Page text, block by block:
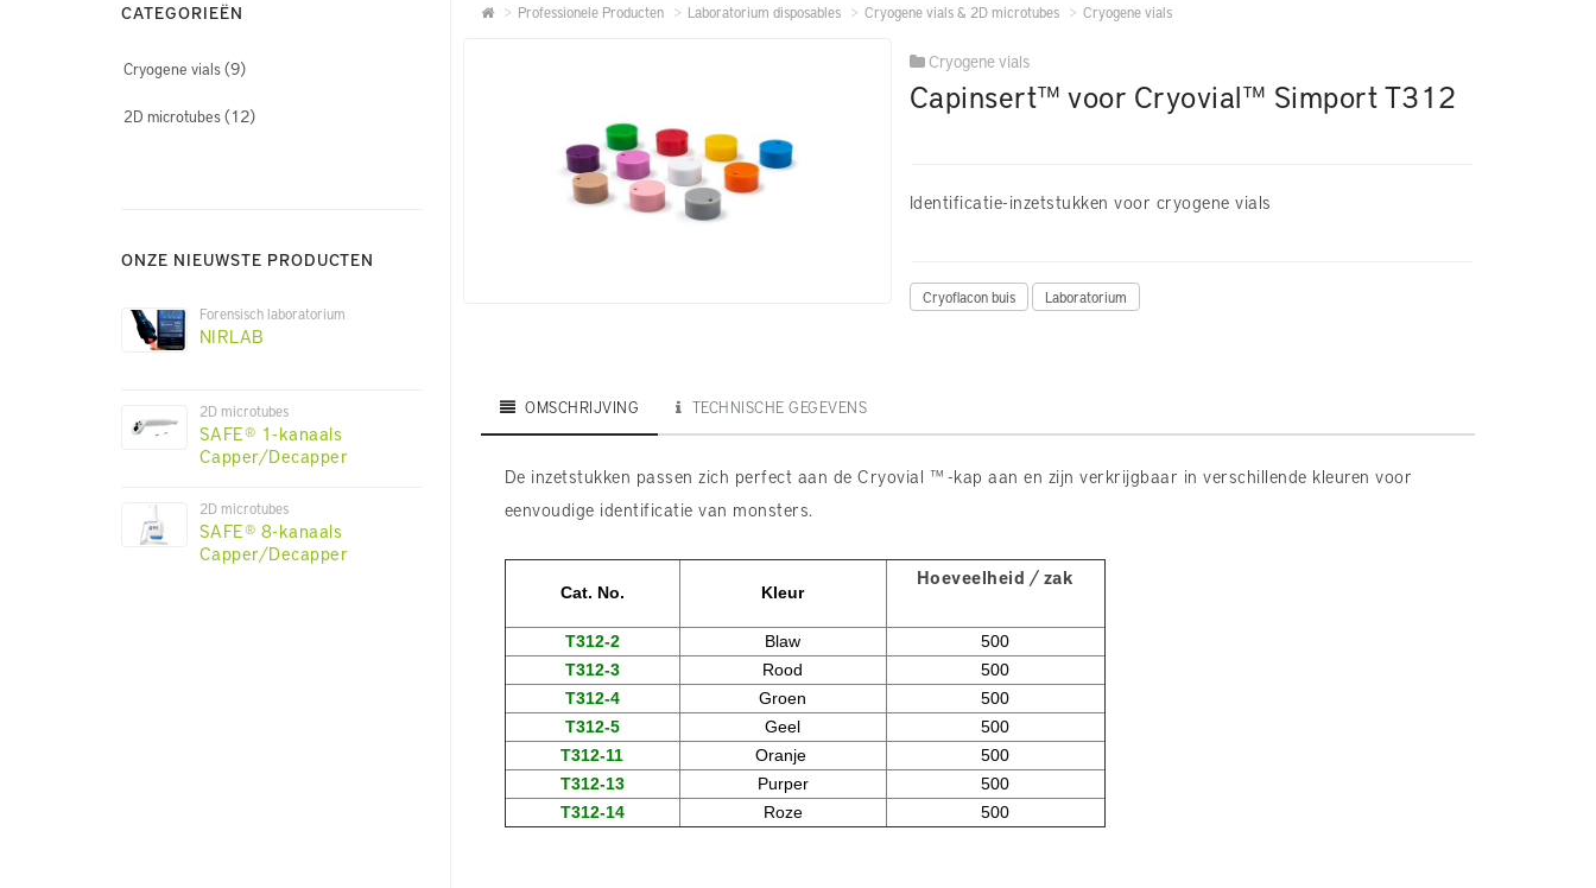
Professionele Producten Laboratorium disposables Cryogene vials & 2D microtubes Cryogene vials
Cryogene vials
Capinsert™ voor Cryovial™ Simport T312
Identificatie-inzetstukken voor cryogene vials
Cryoflacon buis Laboratorium
OMSCHRIJVING TECHNISCHE GEGEVENS
De inzetstukken passen zich perfect aan de Cryovial ™ -kap aan en zijn verkrijgbaar in verschillende kleuren voor
eenvoudige identificatie van monsters.
Cat. No. Kleur
Hoeveelheid / zak
T312-2 Blaw
500
T312-3
Rood
500
T312-4
Groen
500
T312-5
Geel
500
T312-11
Oranje
500
T312-13
Purper
500
T312-14
Roze 500
CATEGORIEËN
Cryogene vials(9)
2D microtubes(12)
ONZE NIEUWSTE PRODUCTEN
Forensisch laboratorium
NIRLAB
2D microtubes
SAFE® 1-kanaals
Capper/Decapper
2D microtubes
SAFE® 8-kanaals
Capper/Decapper